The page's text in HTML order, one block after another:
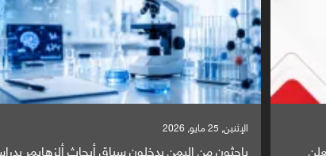
الإثنين, 25 مايو, 2026
باحثون من اليمن يدخلون سباق أبحاث ألزهايمر